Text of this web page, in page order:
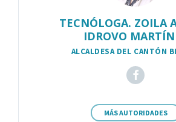
TECNÓLOGA. ZOILA
IDROVO
ALCALDESA DEL CANTÓN
MÁS AUTORIDADES